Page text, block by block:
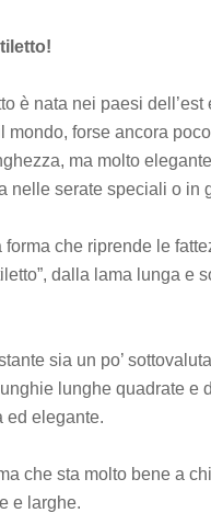
è nata nei paesi dell’est
mondo, forse ancora
ma molto
nelle serate speciali o in
forma che riprende le
dalla lama lunga e
sia un po’
lunghe quadrate e
ed elegante.
che sta molto bene a
e larghe.